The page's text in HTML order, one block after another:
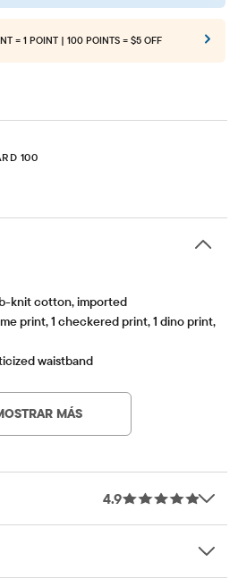
= 1 POINT | 100 POINTS = $5 OFF
100
knit cotton, imported
print, 1 checkered print, 1 dino print,
waistband
100 Certified
Number: 25.HUS.56093
independently tested for harmful
to the strict global criteria of
MÁS
4.9